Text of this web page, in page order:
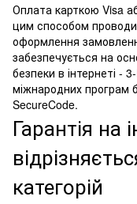
Оплата карткою Visa
цим способом
оформлення
забезпечується на
безпеки в інтернеті -
міжнародних програм
SecureCode.
Гарантія на
категорій